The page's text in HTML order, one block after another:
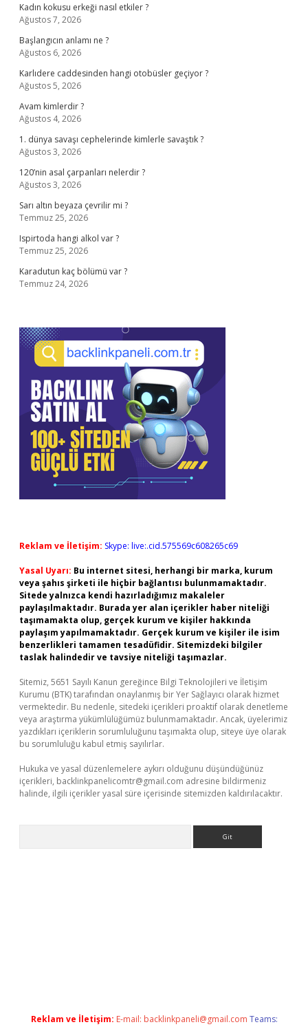
Kadın kokusu erkeği nasıl etkiler ?
Ağustos 7, 2026
Başlangıcın anlamı ne ?
Ağustos 6, 2026
Karlıdere caddesinden hangi otobüsler geçiyor ?
Ağustos 5, 2026
Avam kimlerdir ?
Ağustos 4, 2026
1. dünya savaşı cephelerinde kimlerle savaştık ?
Ağustos 3, 2026
120’nin asal çarpanları nelerdir ?
Ağustos 3, 2026
Sarı altın beyaza çevrilir mi ?
Temmuz 25, 2026
Ispirtoda hangi alkol var ?
Temmuz 25, 2026
Karadutun kaç bölümü var ?
Temmuz 24, 2026
Reklam ve İletişim: Skype: live:.cid.575569c608265c69
Yasal Uyarı: Bu internet sitesi, herhangi bir marka, kurum
veya şahıs şirketi ile hiçbir bağlantısı bulunmamaktadır.
Sitede yalnızca kendi hazırladığımız makaleler
paylaşılmaktadır. Burada yer alan içerikler haber niteliği
taşımamakta olup, gerçek kurum ve kişiler hakkında
paylaşım yapılmamaktadır. Gerçek kurum ve kişiler ile isim
benzerlikleri tamamen tesadüfidir. Sitemizdeki bilgiler
taslak halindedir ve tavsiye niteliği taşımazlar.
Sitemiz, 5651 Sayılı Kanun gereğince Bilgi Teknolojileri ve İletişim
Kurumu (BTK) tarafından onaylanmış bir Yer Sağlayıcı olarak hizmet
vermektedir. Bu nedenle, sitedeki içerikleri proaktif olarak denetleme
veya araştırma yükümlülüğümüz bulunmamaktadır. Ancak, üyelerimiz
yazdıkları içeriklerin sorumluluğunu taşımakta olup, siteye üye olarak
bu sorumluluğu kabul etmiş sayılırlar.
Hukuka ve yasal düzenlemelere aykırı olduğunu düşündüğünüz
içerikleri, backlinkpanelicomtr@gmail.com adresine bildirmeniz
halinde, ilgili içerikler yasal süre içerisinde sitemizden kaldırılacaktır.
Reklam ve İletişim: E-mail: backlinkpaneli@gmail.com Teams: